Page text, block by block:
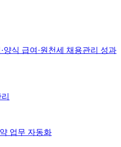
양식 급여·원천세 채용관리 성과
업무 자동화